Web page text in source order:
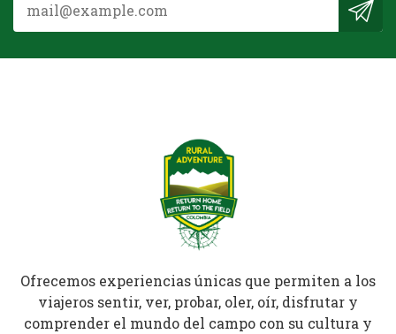
Ofrecemos experiencias únicas que permiten a los
viajeros sentir, ver, probar, oler, oír, disfrutar y
comprender el mundo del campo con su cultura y